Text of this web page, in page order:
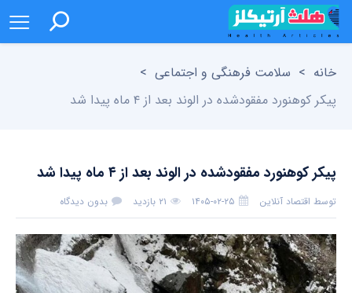
خانه > سلامت فرهنگی و اجتماعی >
پیکر کوهنورد مفقودشده در الوند بعد از ۴ ماه پیدا شد
پیکر کوهنورد مفقودشده در الوند بعد از ۴ ماه پیدا شد
توسط اقتصاد آنلاین ۱۴۰۵-۰۲-۲۵ ۲۱ بازدید بدون دیدگاه